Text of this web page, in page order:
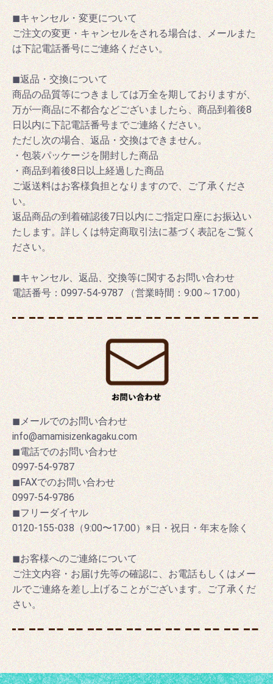
◼キャンセル・変更について
ご注文の変更・キャンセルをされる場合は、メールまた
は下記電話番号にご連絡ください。
◼返品・交換について
商品の品質等につきましては万全を期しておりますが、
万が一商品に不都合などございましたら、商品到着後8
日以内に下記電話番号までご連絡ください。
ただし次の場合、返品・交換はできません。
・包装パッケージを開封した商品
・商品到着後8日以上経過した商品
ご返送料はお客様負担となりますので、ご了承くださ
い。
返品商品の到着確認後7日以内にご指定口座にお振込い
たします。詳しくは特定商取引法に基づく表記をご覧く
ださい。
◼キャンセル、返品、交換等に関するお問い合わせ
電話番号：0997-54-9787 （営業時間：9:00～17:00）
◼メールでのお問い合わせ
info@amamisizenkagaku.com
◼電話でのお問い合わせ
0997-54-9787
◼FAXでのお問い合わせ
0997-54-9786
◼フリーダイヤル
0120-155-038（9:00〜17:00）※日・祝日・年末を除く
◼お客様へのご連絡について
ご注文内容・お届け先等の確認に、お電話もしくはメー
ルでご連絡を差し上げることがございます。ご了承くだ
さい。